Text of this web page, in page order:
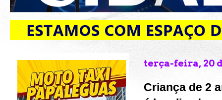
terça-feira, 20
Criança de 2